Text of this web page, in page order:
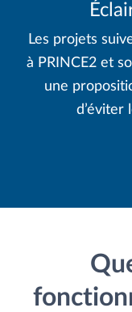
Les projets
à PRINCE2 et
une
d’éviter